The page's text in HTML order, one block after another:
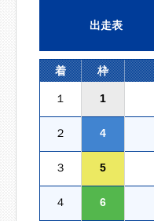
出走表
着 枠
１ 1
２ 4
３ 5
４ 6